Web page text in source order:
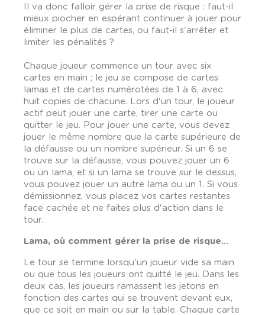
Il va donc falloir gérer la prise de risque : faut-il
mieux piocher en espérant continuer à jouer pour
éliminer le plus de cartes, ou faut-il s'arrêter et
limiter les pénalités ?
Chaque joueur commence un tour avec six
cartes en main ; le jeu se compose de cartes
lamas et de cartes numérotées de 1 à 6, avec
huit copies de chacune. Lors d'un tour, le joueur
actif peut jouer une carte, tirer une carte ou
quitter le jeu. Pour jouer une carte, vous devez
jouer le même nombre que la carte supérieure de
la défausse ou un nombre supérieur. Si un 6 se
trouve sur la défausse, vous pouvez jouer un 6
ou un lama, et si un lama se trouve sur le dessus,
vous pouvez jouer un autre lama ou un 1. Si vous
démissionnez, vous placez vos cartes restantes
face cachée et ne faites plus d'action dans le
tour.
Lama, où comment gérer la prise de risque...
Le tour se termine lorsqu'un joueur vide sa main
ou que tous les joueurs ont quitté le jeu. Dans les
deux cas, les joueurs ramassent les jetons en
fonction des cartes qui se trouvent devant eux,
que ce soit en main ou sur la table. Chaque carte